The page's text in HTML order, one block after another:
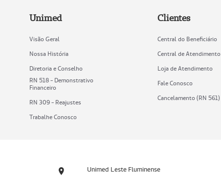
Unimed
Visão Geral
Nossa História
Diretoria e Conselho
RN 518 - Demonstrativo
Financeiro
RN 309 - Reajustes
Trabalhe Conosco
Clientes
Central do Beneficiário
Central de Atendimento
Loja de Atendimento
Fale Conosco
Cancelamento (RN 561)
Unimed Leste Fluminense